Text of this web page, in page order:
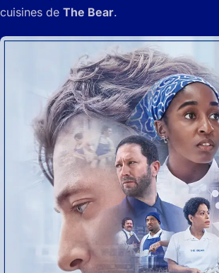
cuisines de The Bear.